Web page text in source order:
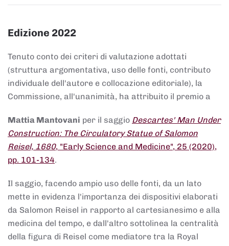
Edizione 2022
Tenuto conto dei criteri di valutazione adottati
(struttura argomentativa, uso delle fonti, contributo
individuale dell'autore e collocazione editoriale), la
Commissione, all'unanimità, ha attribuito il premio a
Mattia Mantovani per il saggio Descartes' Man Under
Construction: The Circulatory Statue of Salomon
Reisel, 1680, "Early Science and Medicine", 25 (2020),
pp. 101-134.
Il saggio, facendo ampio uso delle fonti, da un lato
mette in evidenza l'importanza dei dispositivi elaborati
da Salomon Reisel in rapporto al cartesianesimo e alla
medicina del tempo, e dall'altro sottolinea la centralità
della figura di Reisel come mediatore tra la Royal